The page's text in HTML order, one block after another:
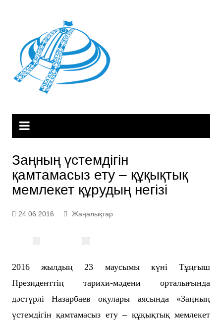
Заңның үстемдігін
қамтамасыз ету – құқықтық
мемлекет құрудың негізі
24.06.2016 Жаңалықтар
2016 жылдың 23 маусымы күні Тұңғыш
Президенттің тарихи-мәдени орталығында
дәстүрлі Назарбаев оқулары аясында «Заңның
үстемдігін қамтамасыз ету – құқықтық мемлекет